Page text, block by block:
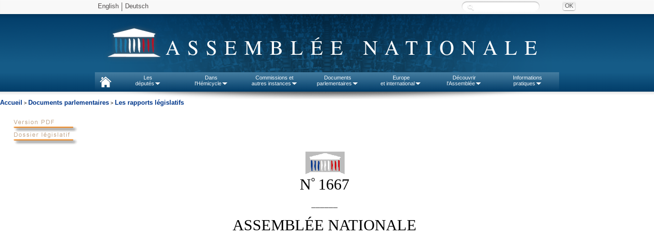
English Deutsch
ASSEMBLÉE NATIONALE
Les
députés
Dans
l'Hémicycle
Commissions et
autres instances
Documents
parlementaires
Europe
et international
Découvrir
l'Assemblée
Informations
pratiques
Accueil > Documents parlementaires > Les rapports législatifs
N° 1667
ASSEMBLÉE NATIONALE